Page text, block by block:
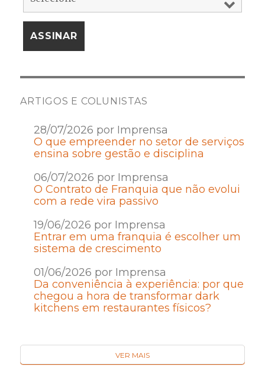
ARTIGOS E COLUNISTAS
28/07/2026 por Imprensa
O que empreender no setor de serviços
ensina sobre gestão e disciplina
06/07/2026 por Imprensa
O Contrato de Franquia que não evolui
com a rede vira passivo
19/06/2026 por Imprensa
Entrar em uma franquia é escolher um
sistema de crescimento
01/06/2026 por Imprensa
Da conveniência à experiência: por que
chegou a hora de transformar dark
kitchens em restaurantes físicos?
VER MAIS